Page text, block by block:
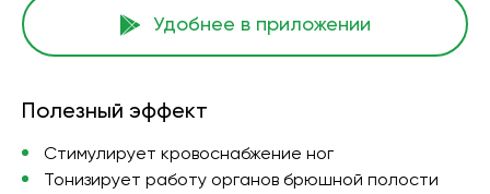
Удобнее в приложении
Полезный эффект
Стимулирует кровоснабжение ног
Тонизирует работу органов брюшной полости